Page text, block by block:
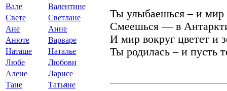
Вале
Валентине
Свете
Светлане
Ане
Анне
Анюте
Варваре
Наташе
Наталье
Любе
Любови
Алене
Ларисе
Тане
Татьяне
Ты улыбаешься – и мир
Смеешься — в
И мир вокруг цветет и
Ты родилась – и пусть